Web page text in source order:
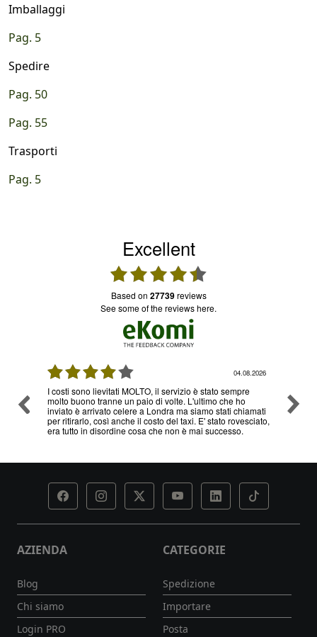
Imballaggi
Pag. 5
Spedire
Pag. 50
Pag. 55
Trasporti
Pag. 5
Excellent
based on 27739reviews
see some of the reviews here.
04.08.2026
I costi sono lievitati MOLTO, il servizio è stato sempre
molto buono tranne un paio di volte. L'ultimo che ho
inviato è arrivato celere a Londra ma siamo stati chiamati
per ritirarlo, così anche il costo del taxi. E' stato rovesciato,
era tutto in disordine cosa che non è mai successo.
AZIENDA
Blog
Chi siamo
Login PRO
CATEGORIE
Spedizione
Importare
Posta